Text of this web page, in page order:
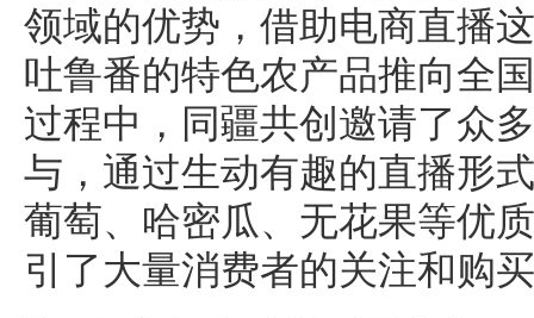
领域的优势，借助电商直播
吐鲁番的特色农产品推向全
过程中，同疆共创邀请了众
与，通过生动有趣的直播形
葡萄、哈密瓜、无花果等优
引了大量消费者的关注和购